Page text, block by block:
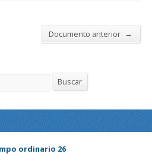
Documento anterior →
Buscar
ordinario 26